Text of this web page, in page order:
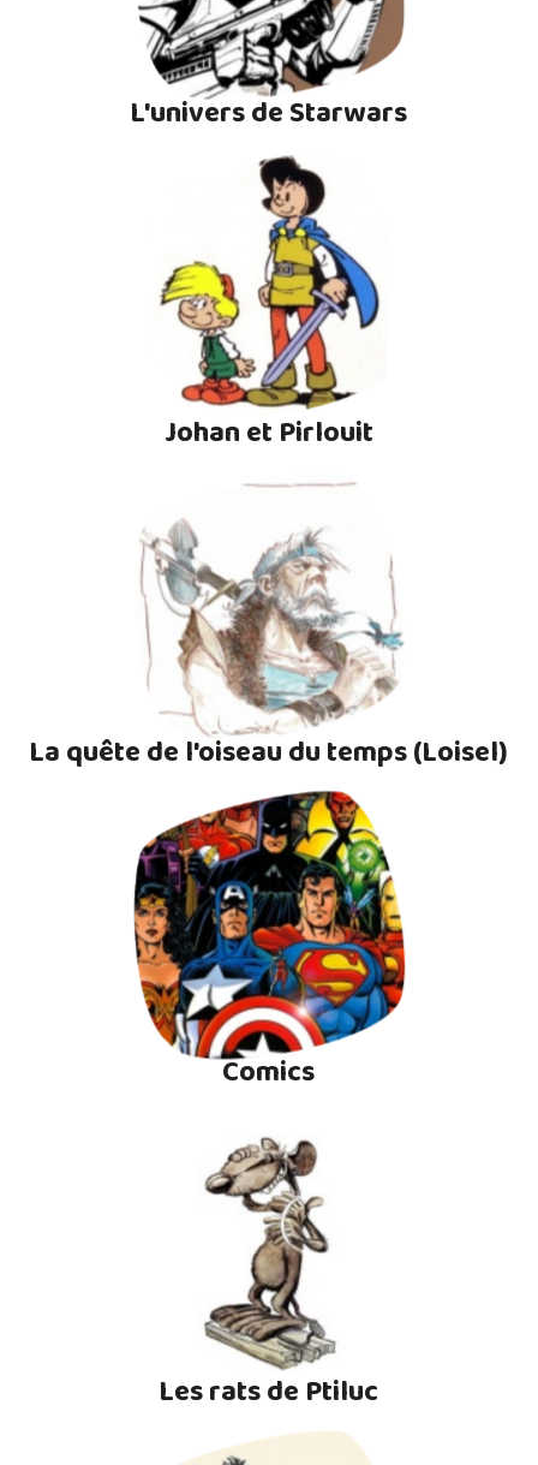
L'univers de Starwars
Johan et Pirlouit
La quête de l'oiseau du temps (Loisel)
Comics
Les rats de Ptiluc